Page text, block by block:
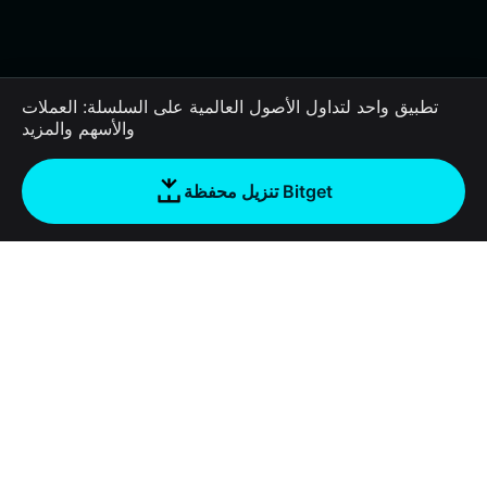
تطبيق واحد لتداول الأصول العالمية على السلسلة: العملات
والأسهم والمزيد
تنزيل محفظة Bitget